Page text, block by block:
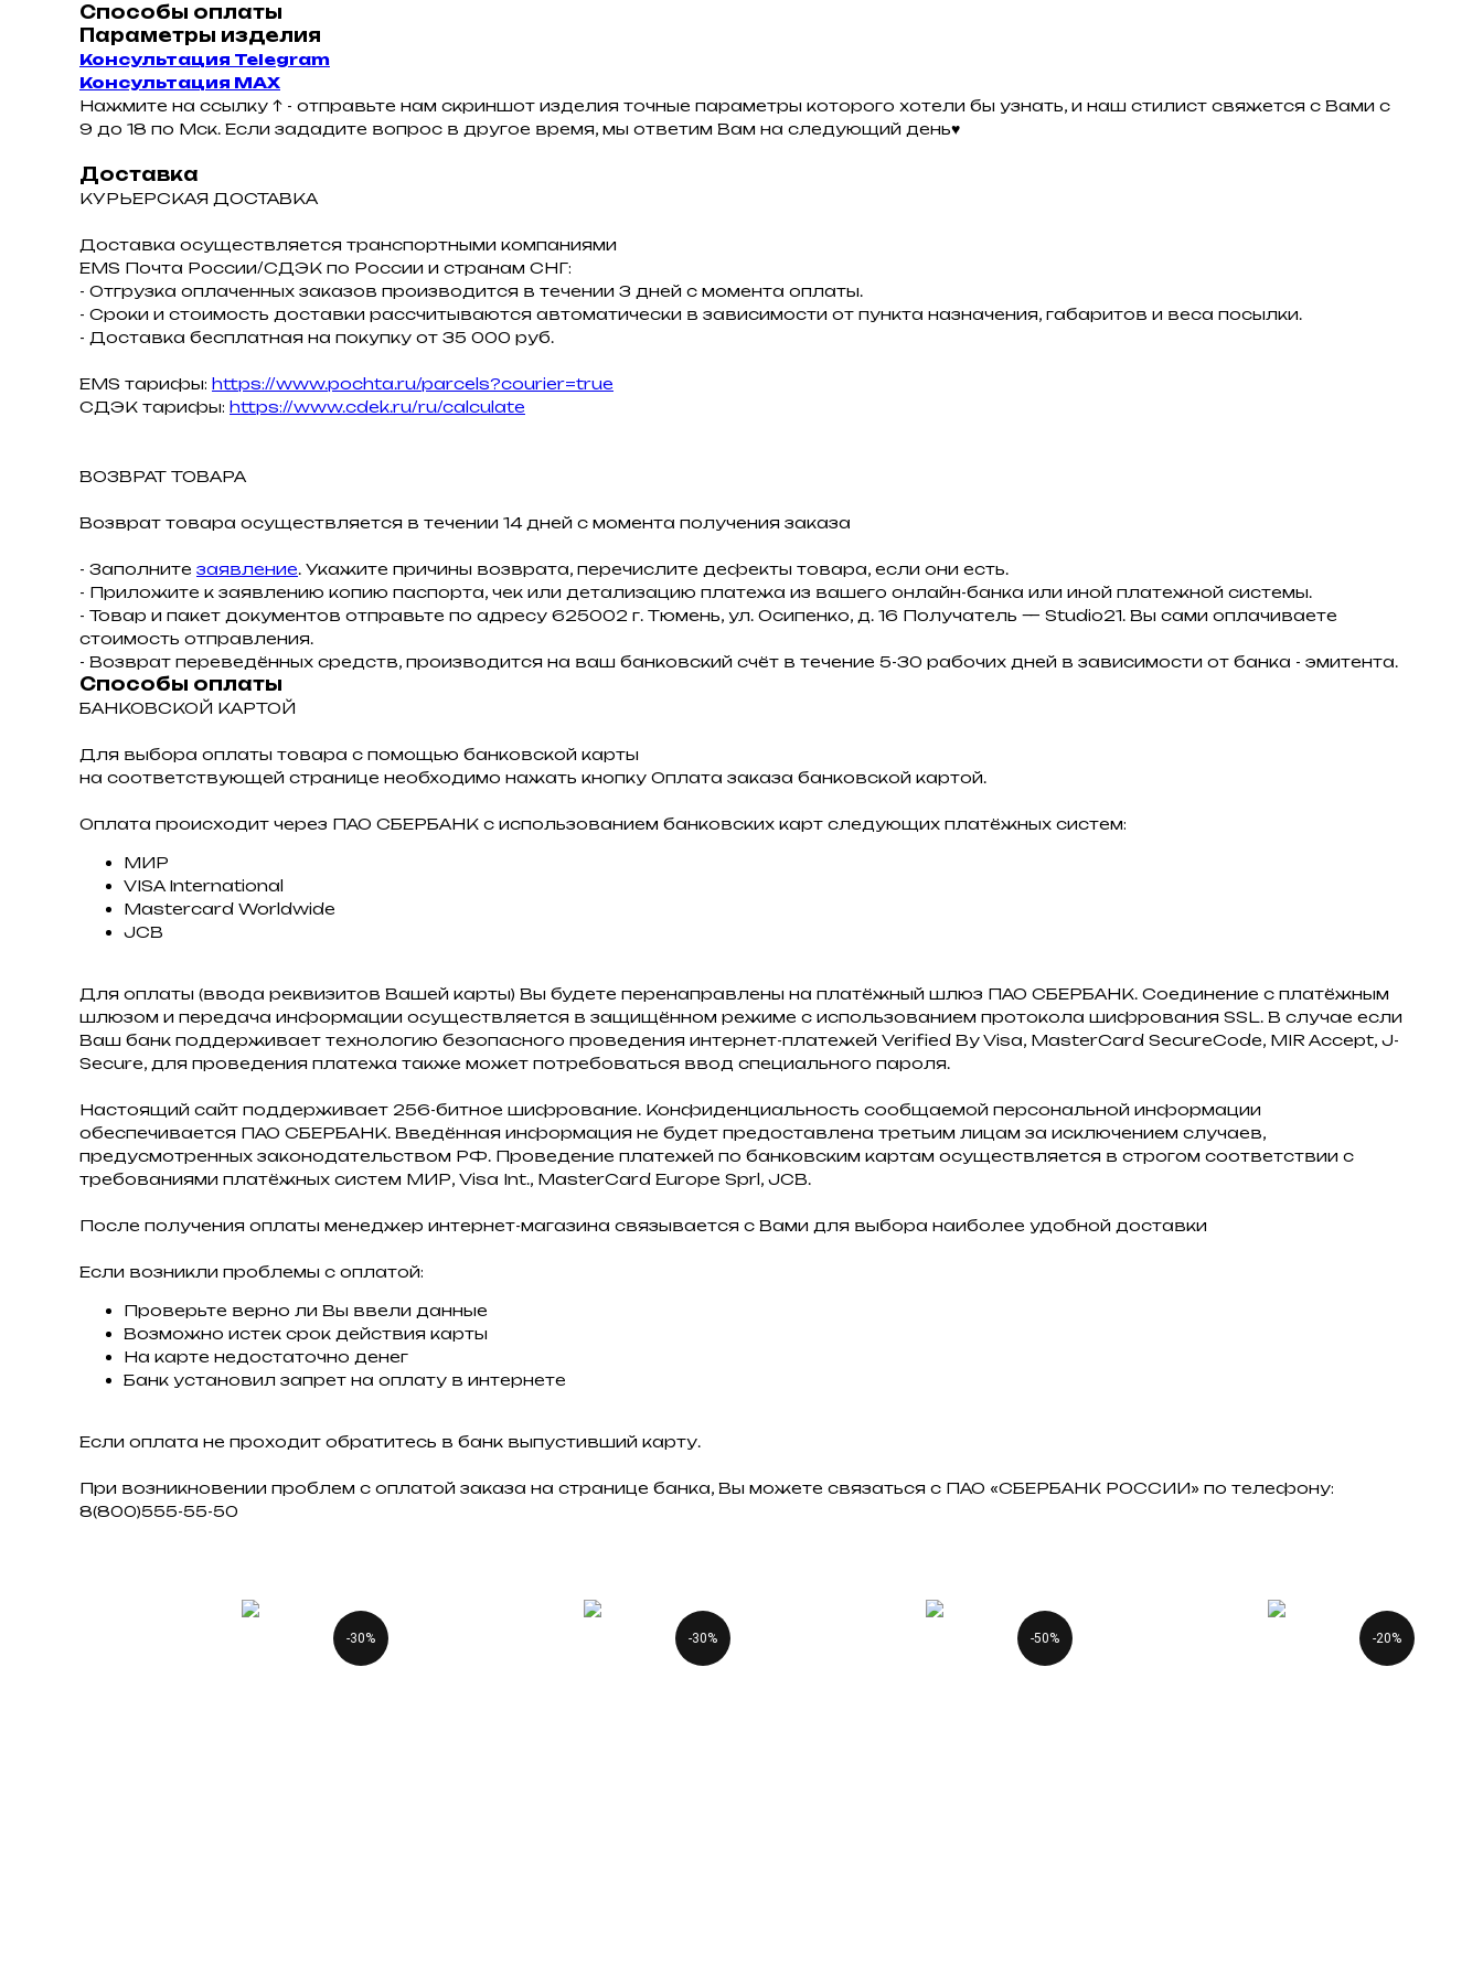
Способы оплаты
Параметры изделия
Консультация Telegram
Консультация MAX
Нажмите на ссылку ↑ - отправьте нам скриншот изделия точные параметры которого хотели бы узнать, и наш стилист свяжется с Вами с
9 до 18 по Мск. Если зададите вопрос в другое время, мы ответим Вам на следующий день♥
Доставка
КУРЬЕРСКАЯ ДОСТАВКА
Доставка осуществляется транспортными компаниями
ЕMS Почта России/СДЭК по России и странам СНГ:
- Отгрузка оплаченных заказов производится в течении 3 дней с момента оплаты.
- Сроки и стоимость доставки рассчитываются автоматически в зависимости от пункта назначения, габаритов и веса посылки.
- Доставка бесплатная на покупку от 35 000 руб.
EMS тарифы: https://www.pochta.ru/parcels?courier=true
СДЭК тарифы: https://www.cdek.ru/ru/calculate
ВОЗВРАТ ТОВАРА
Возврат товара осуществляется в течении 14 дней с момента получения заказа
- Заполните заявление. Укажите причины возврата, перечислите дефекты товара, если они есть.
- Приложите к заявлению копию паспорта, чек или детализацию платежа из вашего онлайн-банка или иной платежной системы.
- Товар и пакет документов отправьте по адресу 625002 г. Тюмень, ул. Осипенко, д. 16 Получатель — Studio21. Вы сами оплачиваете
стоимость отправления.
- Возврат переведённых средств, производится на ваш банковский счёт в течение 5-30 рабочих дней в зависимости от банка - эмитента.
Способы оплаты
БАНКОВСКОЙ КАРТОЙ
Для выбора оплаты товара с помощью банковской карты
на соответствующей странице необходимо нажать кнопку Оплата заказа банковской картой.
Оплата происходит через ПАО СБЕРБАНК с использованием банковских карт следующих платёжных систем:
МИР
VISA International
Mastercard Worldwide
JCB
Для оплаты (ввода реквизитов Вашей карты) Вы будете перенаправлены на платёжный шлюз ПАО СБЕРБАНК. Соединение с платёжным
шлюзом и передача информации осуществляется в защищённом режиме с использованием протокола шифрования SSL. В случае если
Ваш банк поддерживает технологию безопасного проведения интернет-платежей Verified By Visa, MasterCard SecureCode, MIR Accept, J-
Secure, для проведения платежа также может потребоваться ввод специального пароля.
Настоящий сайт поддерживает 256-битное шифрование. Конфиденциальность сообщаемой персональной информации
обеспечивается ПАО СБЕРБАНК. Введённая информация не будет предоставлена третьим лицам за исключением случаев,
предусмотренных законодательством РФ. Проведение платежей по банковским картам осуществляется в строгом соответствии с
требованиями платёжных систем МИР, Visa Int., MasterCard Europe Sprl, JCB.
После получения оплаты менеджер интернет-магазина связывается с Вами для выбора наиболее удобной доставки
Если возникли проблемы с оплатой:
Проверьте верно ли Вы ввели данные
Возможно истек срок действия карты
На карте недостаточно денег
Банк установил запрет на оплату в интернете
Если оплата не проходит обратитесь в банк выпустивший карту.
При возникновении проблем с оплатой заказа на странице банка, Вы можете связаться с ПАО «СБЕРБАНК РОССИИ» по телефону:
8(800)555-55-50
-30% -30% -50% -20%